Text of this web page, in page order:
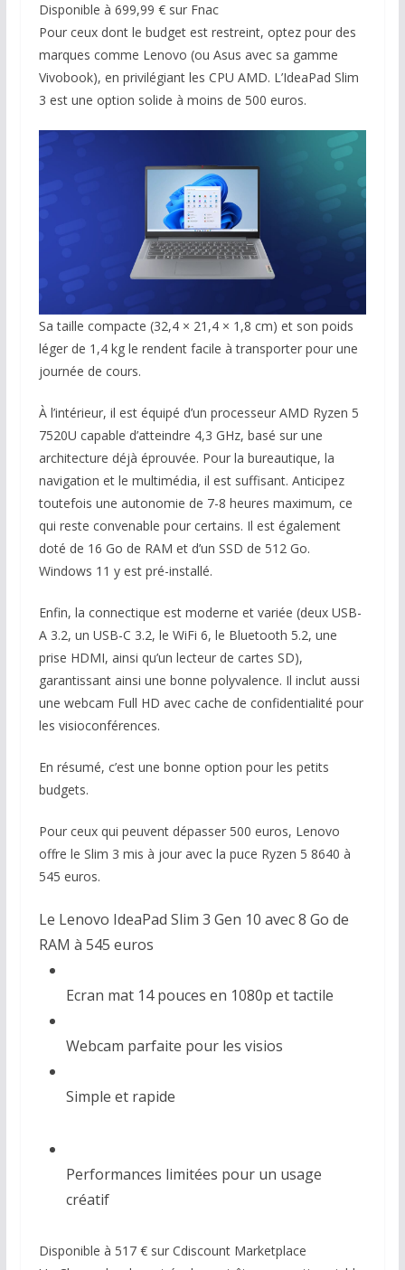
Disponible à 699,99 € sur Fnac
Pour ceux dont le budget est restreint, optez pour des
marques comme Lenovo (ou Asus avec sa gamme
Vivobook), en privilégiant les CPU AMD. L’IdeaPad Slim
3 est une option solide à moins de 500 euros.
Sa taille compacte (32,4 × 21,4 × 1,8 cm) et son poids
léger de 1,4 kg le rendent facile à transporter pour une
journée de cours.
À l’intérieur, il est équipé d’un processeur AMD Ryzen 5
7520U capable d’atteindre 4,3 GHz, basé sur une
architecture déjà éprouvée. Pour la bureautique, la
navigation et le multimédia, il est suffisant. Anticipez
toutefois une autonomie de 7-8 heures maximum, ce
qui reste convenable pour certains. Il est également
doté de 16 Go de RAM et d’un SSD de 512 Go.
Windows 11 y est pré-installé.
Enfin, la connectique est moderne et variée (deux USB-
A 3.2, un USB-C 3.2, le WiFi 6, le Bluetooth 5.2, une
prise HDMI, ainsi qu’un lecteur de cartes SD),
garantissant ainsi une bonne polyvalence. Il inclut aussi
une webcam Full HD avec cache de confidentialité pour
les visioconférences.
En résumé, c’est une bonne option pour les petits
budgets.
Pour ceux qui peuvent dépasser 500 euros, Lenovo
offre le Slim 3 mis à jour avec la puce Ryzen 5 8640 à
545 euros.
Le Lenovo IdeaPad Slim 3 Gen 10 avec 8 Go de
RAM à 545 euros
Ecran mat 14 pouces en 1080p et tactile
Webcam parfaite pour les visios
Simple et rapide
Performances limitées pour un usage
créatif
Disponible à 517 € sur Cdiscount Marketplace